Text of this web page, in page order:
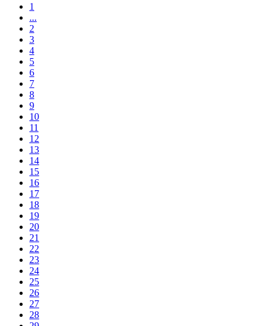
1
...
2
3
4
5
6
7
8
9
10
11
12
13
14
15
16
17
18
19
20
21
22
23
24
25
26
27
28